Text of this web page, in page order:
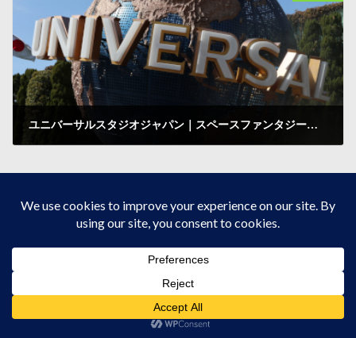
ユニバーサルスタジオジャパン｜スペースファンタジーライドのプレオープンを求めて来ました
ご依頼・ご意見